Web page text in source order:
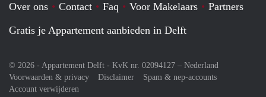
Over ons Contact Faq Voor Makelaars
Partners
Gratis je Appartement aanbieden in Delft
© 2026 - Appartement Delft - KvK nr. 02094127 – Nederland
Voorwaarden & privacy
Disclaimer
Spam & nep-accounts
Account verwijderen